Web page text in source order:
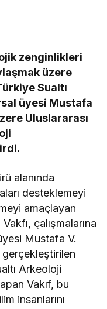
zenginlikleri
üzere
Sualtı
üyesi Mustafa
Uluslararası
alanında
desteklemeyi
amaçlayan
çalışmalarına
Mustafa V.
gerçekleştirilen
Arkeoloji
Vakıf, bu
insanlarını